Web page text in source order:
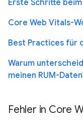
Erste Schritte
Core Web Vitals-
Best Practices für
Warum
meinen RUM-
Fehler in Core